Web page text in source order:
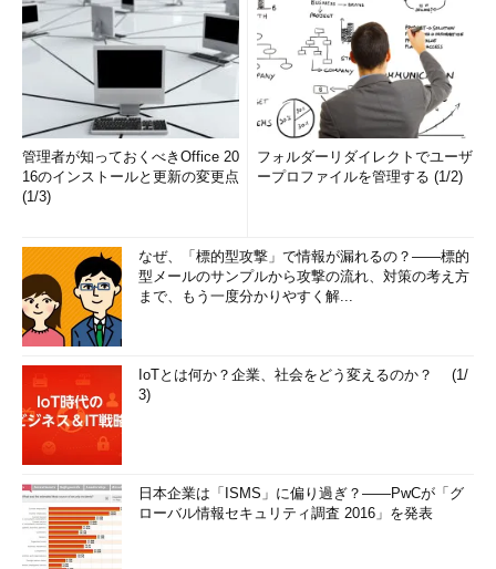
管理者が知っておくべきOffice 20
16のインストールと更新の変更点
(1/3)
フォルダーリダイレクトでユーザ
ープロファイルを管理する (1/2)
なぜ、「標的型攻撃」で情報が漏れるの？――標的
型メールのサンプルから攻撃の流れ、対策の考え方
まで、もう一度分かりやすく解...
IoTとは何か？企業、社会をどう変えるのか？ (1/
3)
日本企業は「ISMS」に偏り過ぎ？――PwCが「グ
ローバル情報セキュリティ調査 2016」を発表